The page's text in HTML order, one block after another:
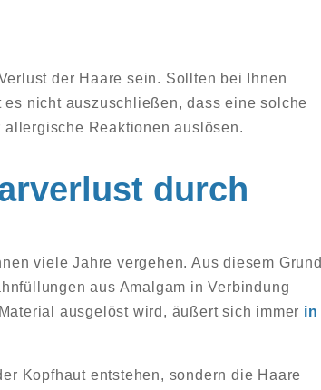
der Haare sein. Sollten bei Ihnen
nicht auszuschließen, dass eine solche
Reaktionen auslösen.
durch
viele Jahre vergehen. Aus diesem
aus Amalgam in Verbindung
ausgelöst wird, äußert sich immer in
Kopfhaut entstehen, sondern die Haare